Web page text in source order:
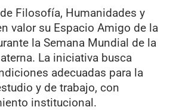
Filosofía, Humanidades y
valor su Espacio Amigo de la
la Semana Mundial de la
La iniciativa busca
adecuadas para la
y de trabajo, con
institucional.